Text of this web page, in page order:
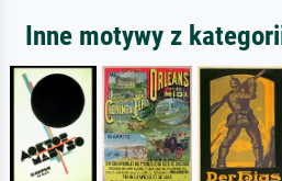
Inne motywy z